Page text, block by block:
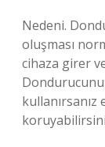
Nedeni.
oluşması
cihaza girer